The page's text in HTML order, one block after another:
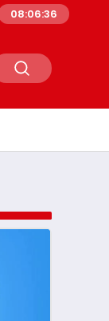
İndirim Talebi
08:06:37